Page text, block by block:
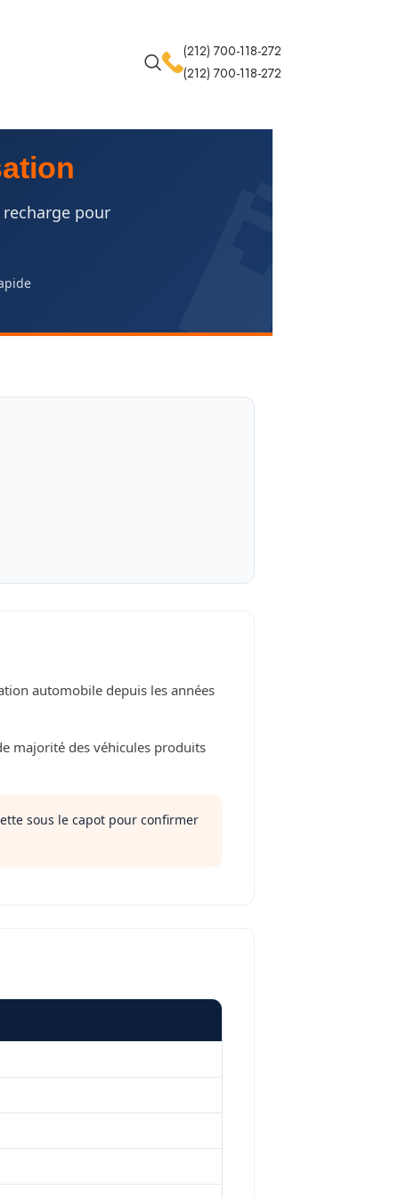
(212) 700-118-272
(212) 700-118-272
pour
automobile depuis les années
majorité des véhicules produits
sous le capot pour confirmer